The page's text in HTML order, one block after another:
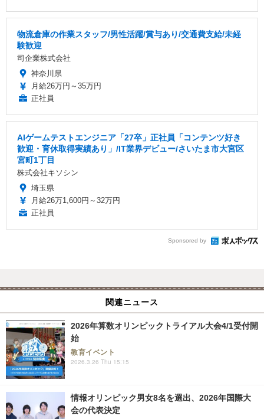
物流倉庫の作業スタッフ/男性活躍/賞与あり/交通費支給/未経
験歓迎
司企業株式会社
神奈川県
月給26万円～35万円
正社員
AIゲームテストエンジニア「27卒」正社員「コンテンツ好き
歓迎・育休取得実績あり」/IT業界デビュー/さいたま市大宮区
宮町1丁目
株式会社キソシン
埼玉県
月給26万1,600円～32万円
正社員
Sponsored by
関連ニュース
2026年算数オリンピックトライアル大会4/1受付開
始
教育イベント
2026.3.26 Thu 15:15
情報オリンピック男女8名を選出、2026年国際大
会の代表決定